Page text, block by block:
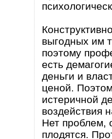
выгодных им
поэтому
есть
деньги и
ценой.
истеричной
воздействия
Нет проблем,
плодятся.